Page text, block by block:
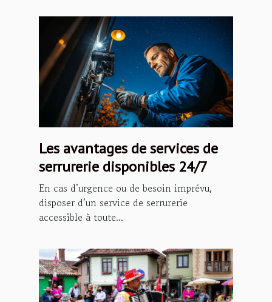
Les avantages de services de
serrurerie disponibles 24/7
En cas d’urgence ou de besoin imprévu,
disposer d’un service de serrurerie
accessible à toute...